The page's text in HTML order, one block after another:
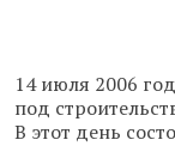
14 июля 2006
под
В этот день